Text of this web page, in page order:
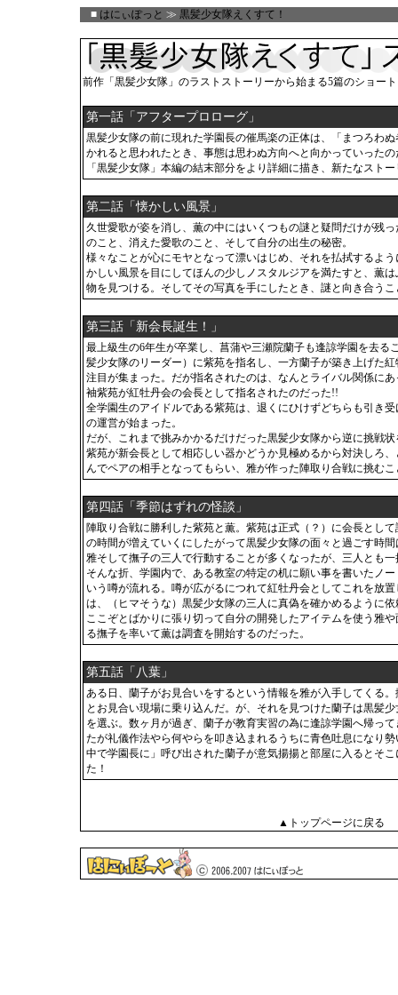
■ はにぃぽっと ≫ 黒髪少女隊えくすて！
前作「黒髪少女隊」のラストストーリーから始まる5篇のショー
第一話「アフタープロローグ」
黒髪少女隊の前に現れた学園長の催馬楽の正体は、「まつろわ
かれると思われたとき、事態は思わぬ方向へと向かっていったの
「黒髪少女隊」本編の結末部分をより詳細に描き、新たなスト
第二話「懐かしい風景」
久世愛歌が姿を消し、薫の中にはいくつもの謎と疑問だけが残
のこと、消えた愛歌のこと、そして自分の出生の秘密。
様々なことが心にモヤとなって漂いはじめ、それを払拭するよ
かしい風景を目にしてほんの少しノスタルジアを満たすと、薫
物を見つける。そしてその写真を手にしたとき、謎と向き合う
第三話「新会長誕生！」
最上級生の6年生が卒業し、菖蒲や三瀬院蘭子も逢諒学園を去る
髪少女隊のリーダー）に紫苑を指名し、一方蘭子が築き上げた
注目が集まった。だが指名されたのは、なんとライバル関係に
袖紫苑が紅牡丹会の会長として指名されたのだった!!
全学園生のアイドルである紫苑は、退くにひけずどちらも引き
の運営が始まった。
だが、これまで挑みかかるだけだった黒髪少女隊から逆に挑戦
紫苑が新会長として相応しい器かどうか見極めるから対決しろ
んでペアの相手となってもらい、雅が作った陣取り合戦に挑む
第四話「季節はずれの怪談」
陣取り合戦に勝利した紫苑と薫。紫苑は正式（？）に会長とし
の時間が増えていくにしたがって黒髪少女隊の面々と過ごす時
雅そして撫子の三人で行動することが多くなったが、三人とも
そんな折、学園内で、ある教室の特定の机に願い事を書いたノ
いう噂が流れる。噂が広がるにつれて紅牡丹会としてこれを放
は、（ヒマそうな）黒髪少女隊の三人に真偽を確かめるように依
ここぞとばかりに張り切って自分の開発したアイテムを使う雅
る撫子を率いて薫は調査を開始するのだった。
第五話「八葉」
ある日、蘭子がお見合いをするという情報を雅が入手してくる
とお見合い現場に乗り込んだ。が、それを見つけた蘭子は黒髪
を選ぶ。数ヶ月が過ぎ、蘭子が教育実習の為に逢諒学園へ帰っ
たが礼儀作法やら何やらを叩き込まれるうちに青色吐息になり
中で学園長に」呼び出された蘭子が意気揚揚と部屋に入るとそ
た！
▲トップページに戻る